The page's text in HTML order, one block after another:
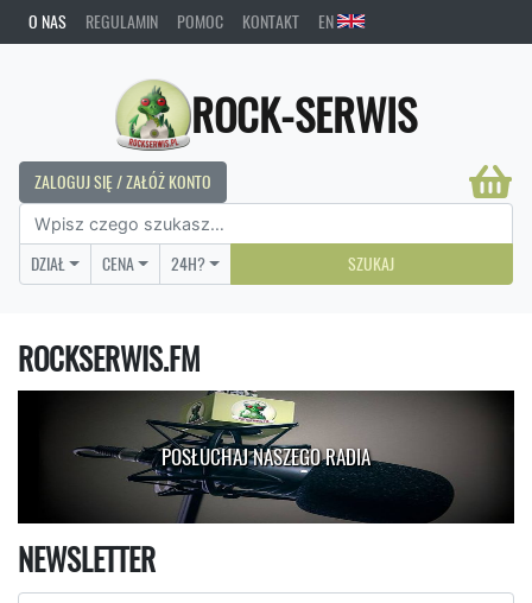
O NAS REGULAMIN POMOC KONTAKT EN
ROCK-SERWIS
ZALOGUJ SIĘ / ZAŁÓŻ KONTO
DZIAŁ CENA 24H? SZUKAJ
ROCKSERWIS.FM
POSŁUCHAJ NASZEGO RADIA
NEWSLETTER